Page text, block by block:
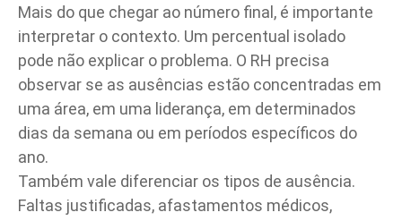
Mais do que chegar ao número final, é importante
interpretar o contexto. Um percentual isolado
pode não explicar o problema. O RH precisa
observar se as ausências estão concentradas em
uma área, em uma liderança, em determinados
dias da semana ou em períodos específicos do
ano.
Também vale diferenciar os tipos de ausência.
Faltas justificadas, afastamentos médicos,